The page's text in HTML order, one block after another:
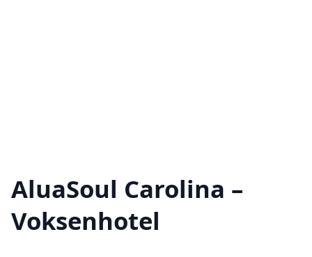
AluaSoul Carolina –
Voksenhotel